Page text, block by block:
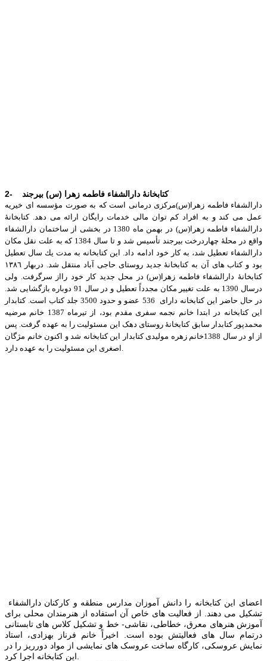
2- کتابخانۀ دارالشفاء فاطمه زهرا (س) بیرجند
دارالشفاء فاطمه زهرا(س)مركزی درمانی است كه به صورت مؤسسه ای خیریه
عمل می كند و به افراد كم توان مالی خدمات رایگان ارائه می دهد. كتابخانۀ
دارالشفاء فاطمه زهرا(س) در بهمن ماه 1380 در بخشی از ساختمان دارالشفاء
واقع در محلۀ چهاردرخت بيرجند تأسیس شد و تا سال 1384 كه به علت نقل مكان
دارالشفاء تعطيل شد، به كار خود ادامه داد. این كتابخانه به مدت یك سال تعطیل
بود و كتاب های آن به كتابخانۀ جديد روستای حاجی آباد منتقل شد. دربهار ١٣٨٦
كتابخانۀ دارالشفاء فاطمه زهرا(س) در محل جديد كار خود رااز سرگرفت. ولی
درسال 1390 به علت تغییر مکان مجدداً تعطیل و در سال 91 دوباره بازگشایی شد.
در حال حاضر این کتابخانه دارای 536 عضو و حدود 3500 جلد كتاب است. كتابدار
این كتابخانه در ابتدا خانم نجمه سفری مقدم بود، از تیرماه 1387 خانم مرضیه
محمدپور کتابدار سابق کتابخانۀ روستای دهک این مسئولیت را به عهده گرفت. پس
از او در سال 1388خانم زهره مولیدی کتابدار این کتابخانه شد و اکنون خانم مژگان
تشكیل می دهند. از فعالیت های خاص آن استفاده از هنرمندان محلی برای
آموزش هنرهای معرق، خطاطی، نقاشی- خط و تشكیل كلاس های تابستانی
درتمام سال های فعالیتش بوده است.
اخیراً خانم فرناز بهزادی، استاد
نمایش عروسکی، کارگاه ساخت عروسک های نمایشی از مواد دورریز را در